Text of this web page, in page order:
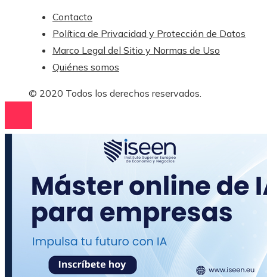
Contacto
Política de Privacidad y Protección de Datos
Marco Legal del Sitio y Normas de Uso
Quiénes somos
© 2020 Todos los derechos reservados.